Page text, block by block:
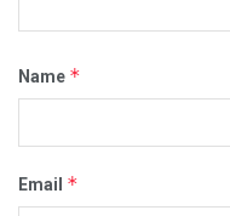
Name *
Email *